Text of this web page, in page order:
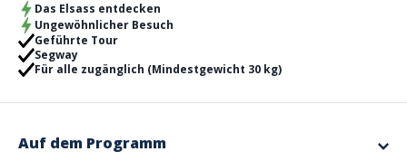
Das Elsass entdecken
Ungewöhnlicher Besuch
Geführte Tour
Segway
Für alle zugänglich (Mindestgewicht 30 kg)
Auf dem Programm